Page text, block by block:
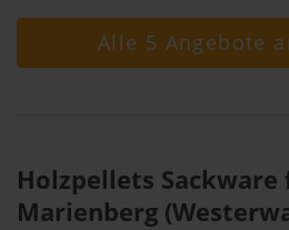
Alle 5 Angebote
Holzpellets Sackware
Marienberg